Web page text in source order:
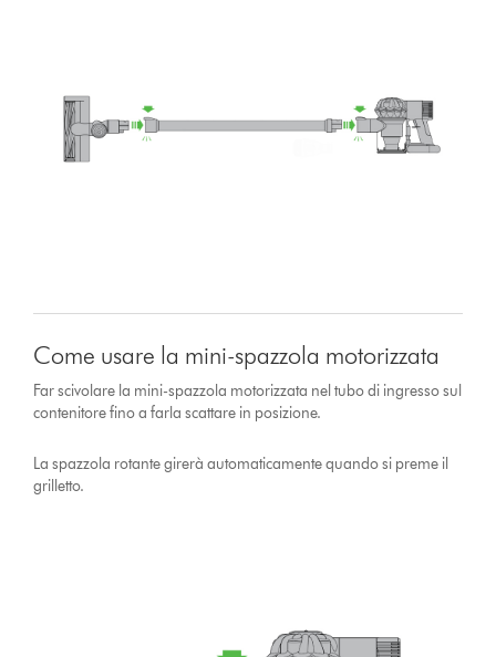
Come usare la mini-spazzola motorizzata
Far scivolare la mini-spazzola motorizzata nel tubo di ingresso sul
contenitore fino a farla scattare in posizione.
La spazzola rotante girerà automaticamente quando si preme il
grilletto.